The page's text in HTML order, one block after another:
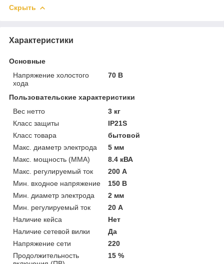
Скрыть
Характеристики
Основные
Напряжение холостого
хода
70 В
Пользовательские характеристики
Вес нетто
3 кг
Класс защиты
IP21S
Класс товара
бытовой
Макс. диаметр электрода
5 мм
Макс. мощность (MMA)
8.4 кВА
Макс. регулируемый ток
200 А
Мин. входное напряжение
150 В
Мин. диаметр электрода
2 мм
Мин. регулируемый ток
20 А
Наличие кейса
Нет
Наличие сетевой вилки
Да
Напряжение сети
220
Продолжительность
15 %